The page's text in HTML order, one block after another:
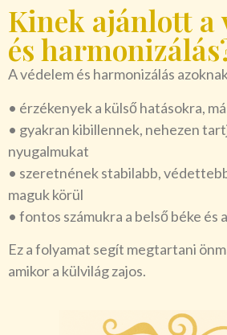
Kinek ajánlott a
és
A védelem és harmonizálás
• érzékenyek a külső hatásokra,
• gyakran kibillennek, nehezen
nyugalmukat
• szeretnének stabilabb,
maguk körül
• fontos számukra a belső béke és
Ez a folyamat segít megtartani
amikor a külvilág zajos.